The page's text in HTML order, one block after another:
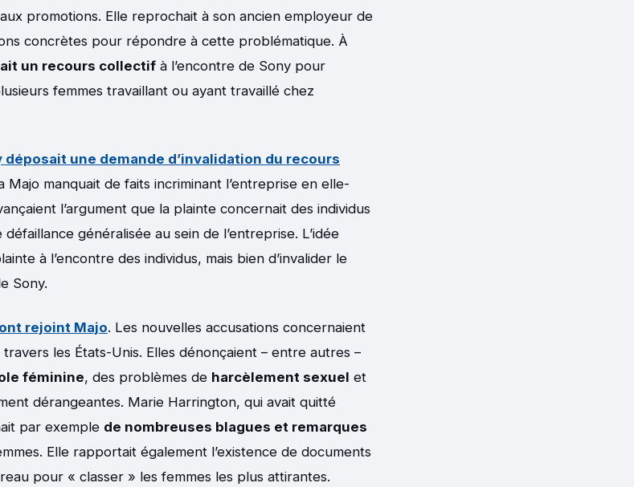
promotions. Elle reprochait à son ancien employeur de
concrètes pour répondre à cette problématique. À
un recours collectif à l’encontre de Sony pour
femmes travaillant ou ayant travaillé chez
déposait une demande d’invalidation du recours
Majo manquait de faits incriminant l’entreprise en elle-
l’argument que la plainte concernait des individus
généralisée au sein de l’entreprise. L’idée
à l’encontre des individus, mais bien d’invalider le
Sony.
rejoint Majo. Les nouvelles accusations concernaient
les États-Unis. Elles dénonçaient – entre autres –
féminine, des problèmes de harcèlement sexuel et
dérangeantes. Marie Harrington, qui avait quitté
par exemple de nombreuses blagues et remarques
Elle rapportait également l’existence de documents
pour « classer » les femmes les plus attirantes.